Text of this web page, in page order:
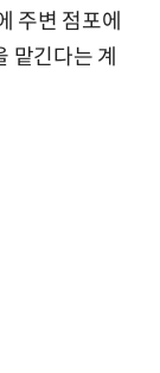
주변 점포에
맡긴다는 계